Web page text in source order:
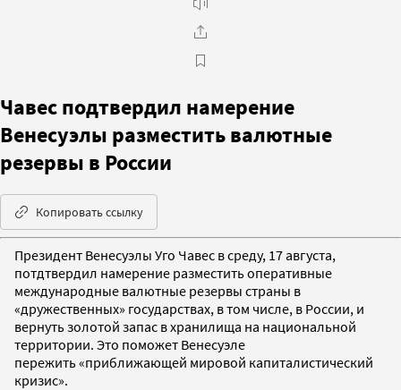
Чавес подтвердил намерение
Венесуэлы разместить валютные
резервы в России
Копировать ссылку
Президент Венесуэлы Уго Чавес в среду, 17 августа,
потдтвердил намерение разместить оперативные
международные валютные резервы страны в
«дружественных» государствах, в том числе, в России, и
вернуть золотой запас в хранилища на национальной
территории. Это поможет Венесуэле
пережить «приближающей мировой капиталистический
кризис».